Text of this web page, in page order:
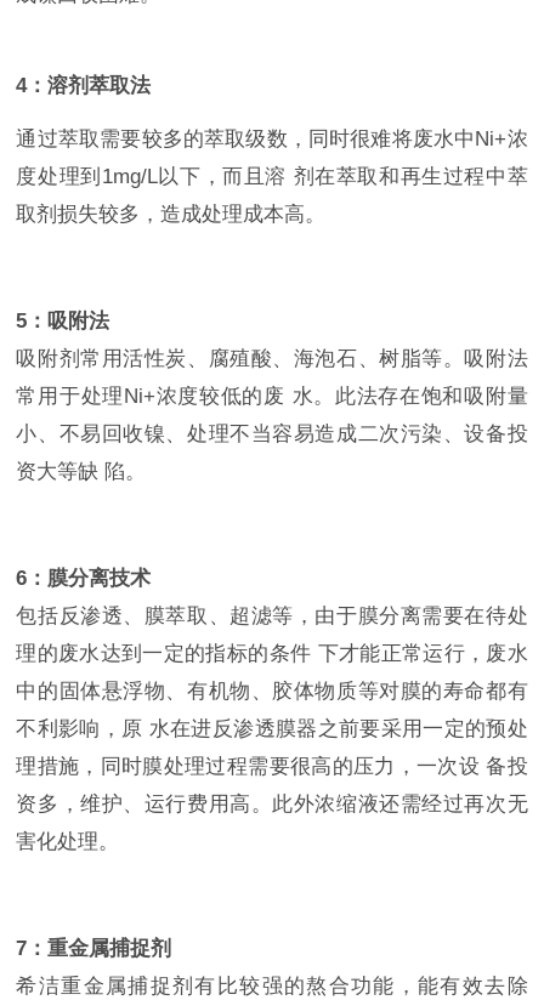
4：溶剂萃取法
通过萃取需要较多的萃取级数，同时很难将废水中Ni+浓
度处理到1mg/L以下，而且溶 剂在萃取和再生过程中萃
取剂损失较多，造成处理成本高。
5：吸附法
吸附剂常用活性炭、腐殖酸、海泡石、树脂等。吸附法
常用于处理Ni+浓度较低的废 水。此法存在饱和吸附量
小、不易回收镍、处理不当容易造成二次污染、设备投
资大等缺 陷。
6：膜分离技术
包括反渗透、膜萃取、超滤等，由于膜分离需要在待处
理的废水达到一定的指标的条件 下才能正常运行，废水
中的固体悬浮物、有机物、胶体物质等对膜的寿命都有
不利影响，原 水在进反渗透膜器之前要采用一定的预处
理措施，同时膜处理过程需要很高的压力，一次设 备投
资多，维护、运行费用高。此外浓缩液还需经过再次无
害化处理。
7：重金属捕捉剂
希洁重金属捕捉剂有比较强的熬合功能，能有效去除